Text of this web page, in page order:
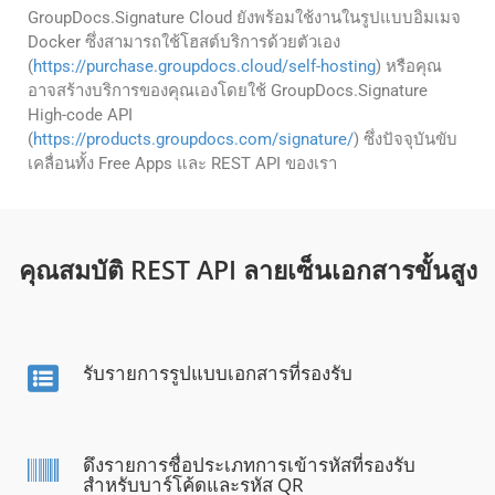
GroupDocs.Signature Cloud ยังพร้อมใช้งานในรูปแบบอิมเมจ
Docker ซึ่งสามารถใช้โฮสต์บริการด้วยตัวเอง
(https://purchase.groupdocs.cloud/self-hosting) หรือคุณ
อาจสร้างบริการของคุณเองโดยใช้ GroupDocs.Signature
High-code API
(https://products.groupdocs.com/signature/) ซึ่งปัจจุบันขับ
เคลื่อนทั้ง Free Apps และ REST API ของเรา
คุณสมบัติ REST API ลายเซ็นเอกสารขั้นสูง
รับรายการรูปแบบเอกสารที่รองรับ
ดึงรายการชื่อประเภทการเข้ารหัสที่รองรับ
สำหรับบาร์โค้ดและรหัส QR